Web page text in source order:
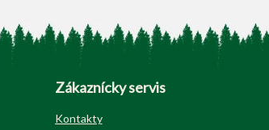
Zákaznícky servis
Kontakty